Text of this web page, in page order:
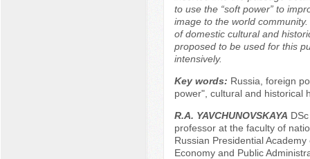
to use the “soft power” to
image to the world
of domestic cultural and
proposed to be used for this
intensively.
Key words: Russia, foreign
power", cultural and historical
R.А. YAVCHUNOVSKAYA
professor at the faculty of
Russian Presidential Academy
Economy and Public